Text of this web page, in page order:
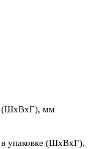
(ШхВхГ), мм
в упаковке (ШхВхГ),